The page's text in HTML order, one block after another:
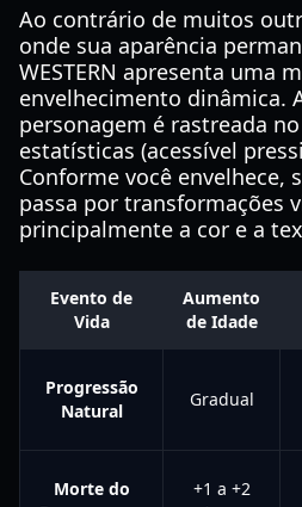
Ao contrário de muitos
onde sua aparência
WESTERN apresenta uma
envelhecimento dinâmica.
personagem é rastreada
estatísticas (acessível
Conforme você envelhece,
passa por transformações
principalmente a cor e a
Evento de
Vida
Aumento
de Idade
Progressão
Natural
Gradual
Morte do
+1 a +2